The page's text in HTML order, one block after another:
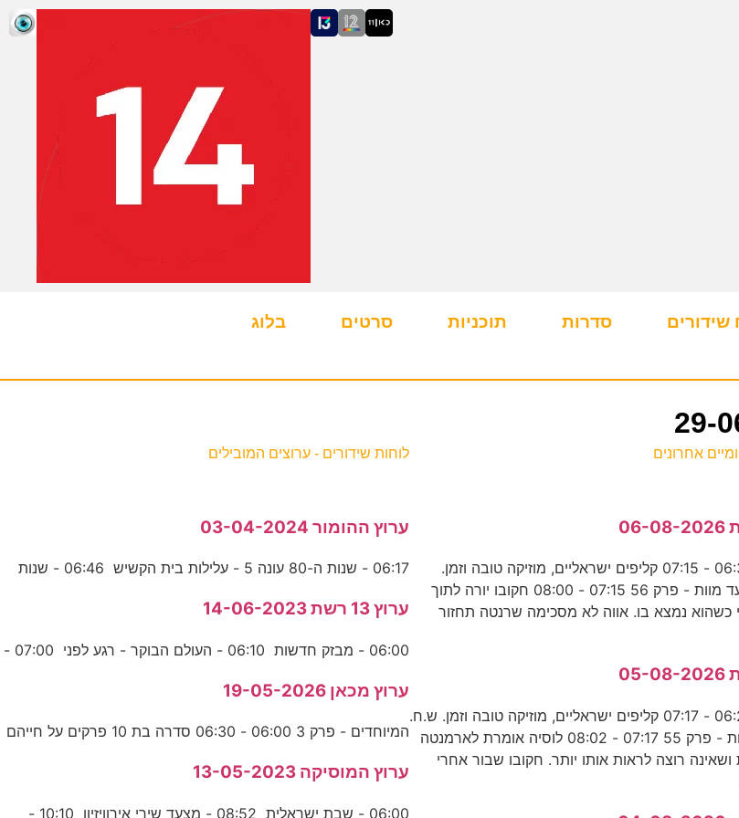
שידורים סדרות תוכניות סרטים בלוג
אחרונים
קליפ טיים 06:30 - 07:15 קליפים ישראליים, מוזיקה טובה וזמן.
ש.ח. לאהוב עד מוות - פרק 56 07:15 - 08:00 חקובו יורה לתוך
כשהוא נמצא בו. אווה לא מסכימה שרנטה תחזור
קליפ טיים 06:29 - 07:17 קליפים ישראליים, מוזיקה טובה וזמן. ש.ח.
לאהוב עד מוות - פרק 55 07:17 - 08:02 לוסיה אומרת לארמנטה
רוצה לראות אותו יותר. חקובו שבור אחרי
לוחות שידורים - ערוצים המובילים
ערוץ ההומור 03-04-2024
06:17 - שנות ה-80 עונה 5 - עלילות בית הקשיש 06:46 - שנות
ערוץ 13 רשת 14-06-2023
06:00 - מבזק חדשות 06:10 - העולם הבוקר - רגע לפני 07:00 -
ערוץ מכאן 19-05-2026
המיוחדים - פרק 3 06:00 - 06:30 סדרה בת 10 פרקים על חייהם
ערוץ המוסיקה 13-05-2023
06:00 - שבת ישראלית 08:52 - מצעד שירי אירוויזיון 10:10 -